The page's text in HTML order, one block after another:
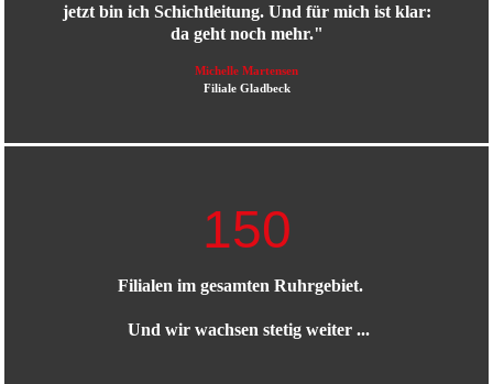
jetzt bin ich Schichtleitung. Und für mich ist klar:
da geht noch mehr."
Michelle Martensen
Filiale Gladbeck
150
Filialen im gesamten Ruhrgebiet.
Und wir wachsen stetig weiter ...